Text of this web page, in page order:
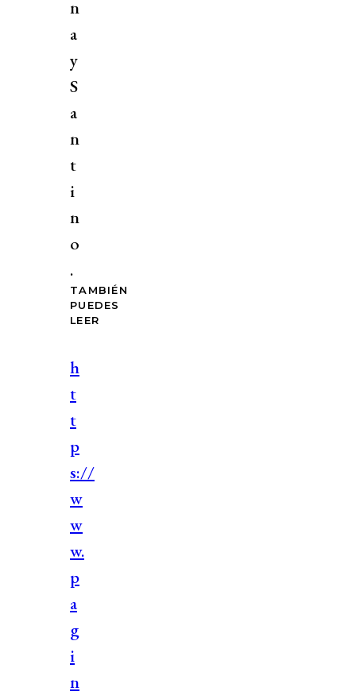
n
a
y
S
a
n
t
i
n
o
.
TAMBIÉN
PUEDES
LEER